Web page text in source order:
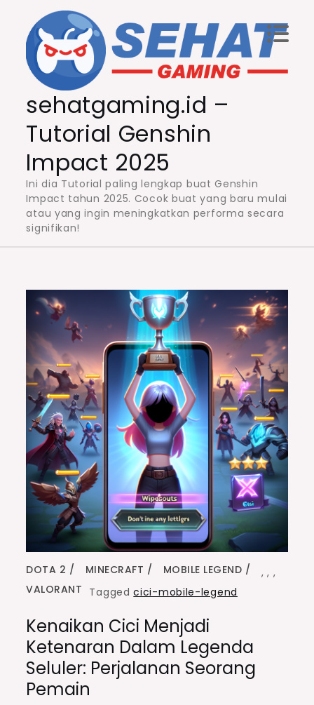
content
sehatgaming.id –
Tutorial Genshin
Impact 2025
Ini dia Tutorial paling lengkap buat Genshin
Impact tahun 2025. Cocok buat yang baru mulai
atau yang ingin meningkatkan performa secara
signifikan!
DOTA 2 ,
MINECRAFT ,
MOBILE LEGEND
,
VALORANT Taggedcici-mobile-legend
Kenaikan Cici Menjadi
Ketenaran Dalam Legenda
Seluler: Perjalanan Seorang
Pemain